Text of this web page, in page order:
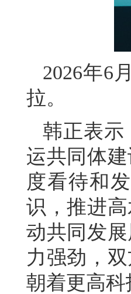
2026年6
拉。
韩正表示
运共同体
度看待和
识，推进
动共同发
力强劲，
朝着更高